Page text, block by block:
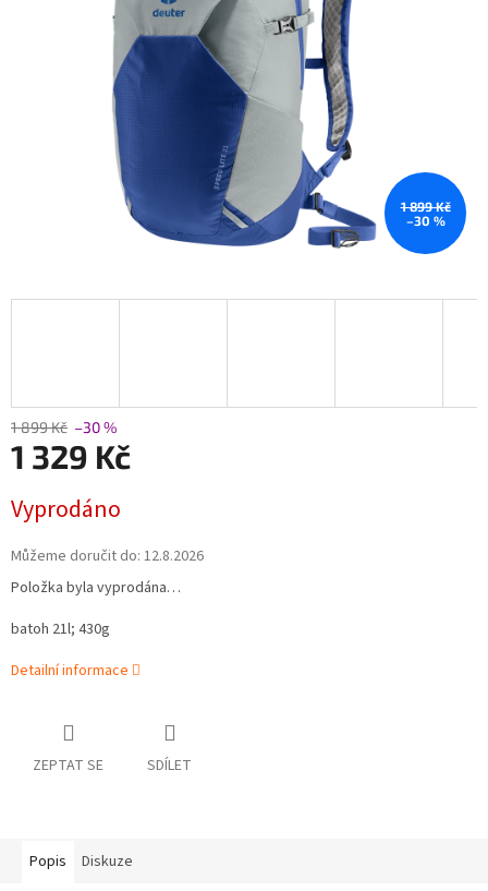
1 899 Kč
–30 %
1 899 Kč –30 %
1 329 Kč
cena:
Vyprodáno
Můžeme doručit do: 12.8.2026
Položka byla vyprodána…
batoh 21l; 430g
Detailní informace
ZEPTAT SE SDÍLET
Popis Diskuze